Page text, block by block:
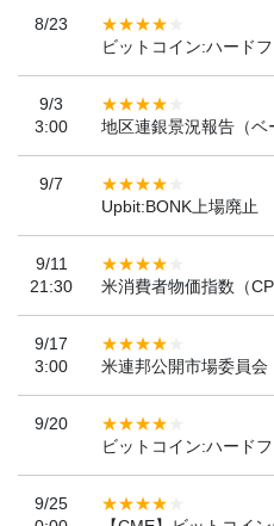
8/23
ビットコイン:ハード
9/3
3:00
地区連銀景況報告（ベ
9/7
Upbit:BONK上場廃止
9/11
21:30
米消費者物価指数（
9/17
3:00
米連邦公開市場委員
9/20
ビットコイン:ハード
9/25